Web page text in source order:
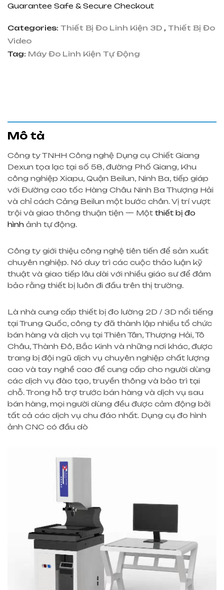
Guarantee Safe & Secure Checkout
Categories: Thiết Bị Đo Linh Kiện 3D , Thiết Bị Đo
Video
Tag: Máy Đo Linh Kiện Tự Động
Mô tả
Công ty TNHH Công nghệ Dụng cụ Chiết Giang
Dexun tọa lạc tại số 58, đường Phố Giang, Khu
công nghiệp Xiapu, Quận Beilun, Ninh Ba, tiếp giáp
với Đường cao tốc Hàng Châu Ninh Ba Thượng Hải
và chỉ cách Cảng Beilun một bước chân. Vị trí vượt
trội và giao thông thuận tiện — Một thiết bị đo
hình ảnh tự động.
Công ty giới thiệu công nghệ tiên tiến để sản xuất
chuyên nghiệp. Nó duy trì các cuộc thảo luận kỹ
thuật và giao tiếp lâu dài với nhiều giáo sư để đảm
bảo rằng thiết bị luôn đi đầu trên thị trường.
Là nhà cung cấp thiết bị đo lường 2D / 3D nổi tiếng
tại Trung Quốc, công ty đã thành lập nhiều tổ chức
bán hàng và dịch vụ tại Thiên Tân, Thượng Hải, Tô
Châu, Thành Đô, Bắc Kinh và những nơi khác, được
trang bị đội ngũ dịch vụ chuyên nghiệp chất lượng
cao và tay nghề cao để cung cấp cho người dùng
các dịch vụ đào tạo, truyền thông và bảo trì tại
chỗ. Trong hỗ trợ trước bán hàng và dịch vụ sau
bán hàng, mọi người dùng đều được cảm động bởi
tất cả các dịch vụ chu đáo nhất. Dụng cụ đo hình
ảnh CNC có đầu dò